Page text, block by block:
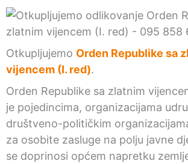
Otkupljujemo Orden Republike sa
vijencem (I. red).
Orden Republike sa zlatnim
je pojedincima, organizacijama
društveno-političkim
za osobite zasluge na polju javne
se doprinosi općem napretku